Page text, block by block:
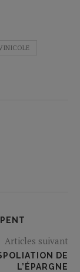
Articles suivant
DE
L’ÉPARGNE